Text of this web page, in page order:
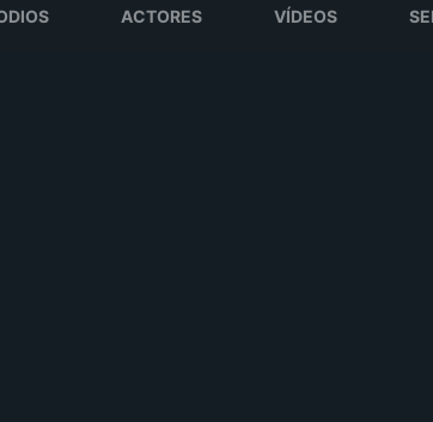
ACTORES VÍDEOS